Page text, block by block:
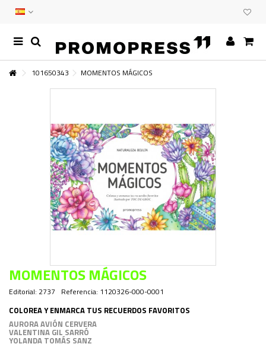
101650343 MOMENTOS MÁGICOS
MOMENTOS MÁGICOS
Editorial: 2737 Referencia: 1120326-000-0001
COLOREA Y ENMARCA TUS RECUERDOS FAVORITOS
AURORA AVIÓN CERVERA
VALENTINA GIL SARRÓ
YOLANDA TOMÁS SANZ